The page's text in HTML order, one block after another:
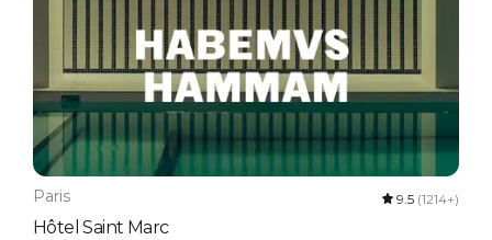
Paris 9.5 (1214+)
Hôtel Saint Marc